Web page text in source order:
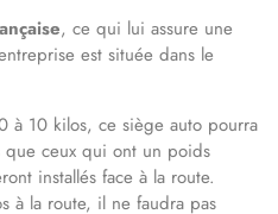
, ce qui lui assure une
est située dans le
à 10 kilos, ce siège auto pourra
que ceux qui ont un poids
installés face à la route.
à la route, il ne faudra pas